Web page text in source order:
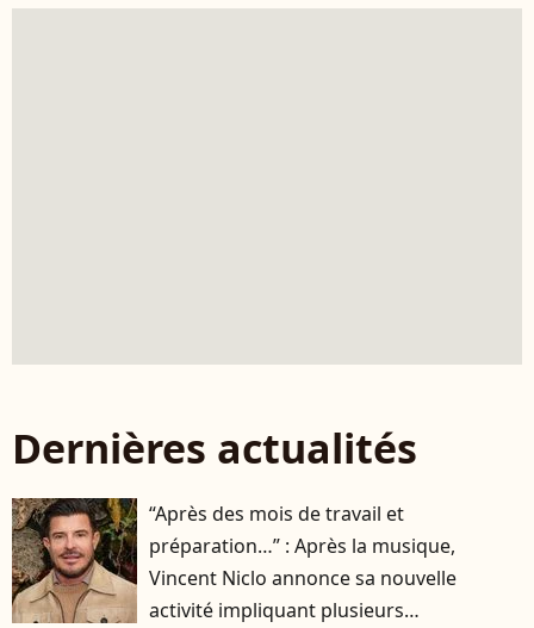
Dernières actualités
“Après des mois de travail et
préparation…” : Après la musique,
Vincent Niclo annonce sa nouvelle
activité impliquant plusieurs